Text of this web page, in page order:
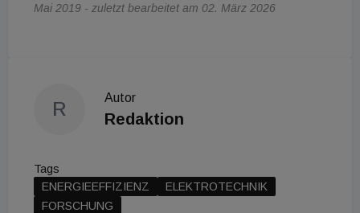
Mai 2019 - zuletzt bearbeitet am 02. März 2026
R
Autor
Redaktion
Tags
ENERGIEEFFIZIENZ
ELEKTROTECHNIK
FORSCHUNG